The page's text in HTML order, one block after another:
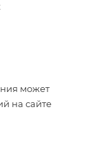
может
на сайте